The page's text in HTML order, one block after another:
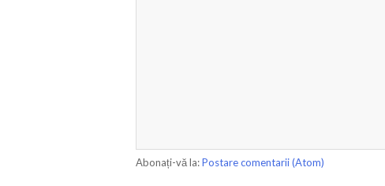
Abonați-vă la:Postare comentarii (Atom)